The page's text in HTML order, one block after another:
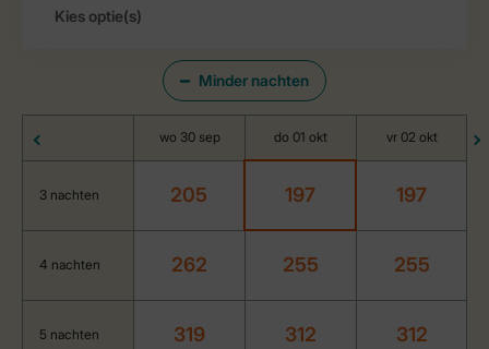
Minder nachten
wo 30 sep do 01 okt vr 02 okt
3 nachten 205 197 197
4 nachten 262 255 255
5 nachten 319 312 312